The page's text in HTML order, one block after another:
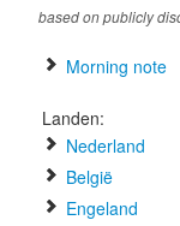
based on publicly
Morning note
Landen:
Nederland
België
Engeland